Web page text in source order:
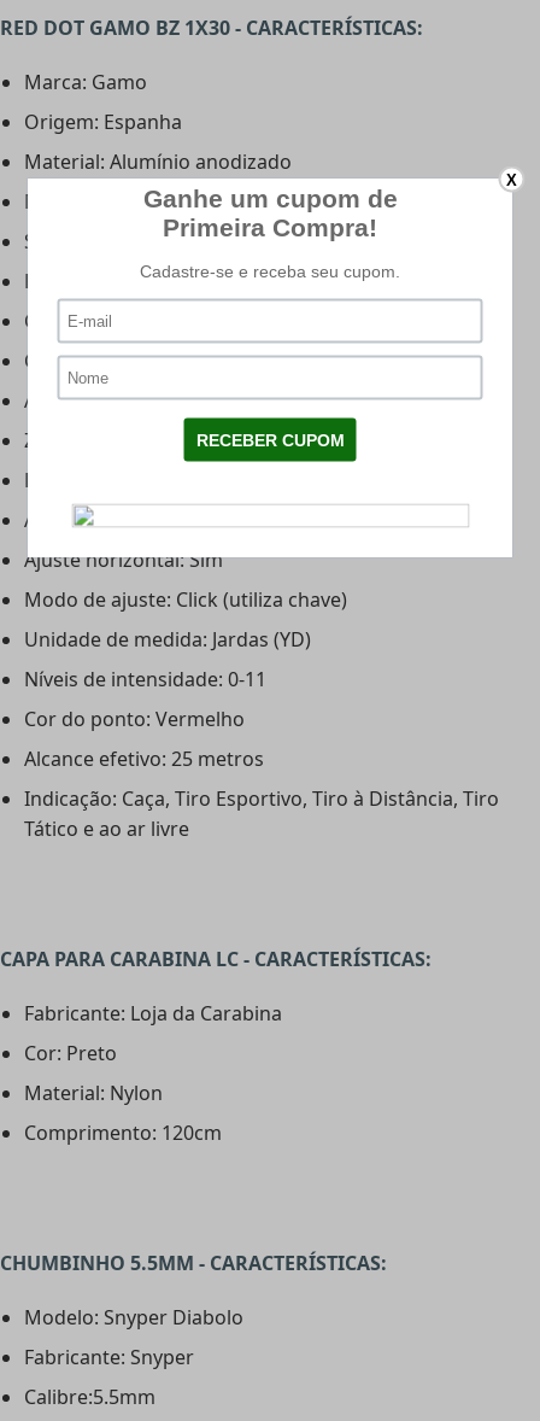
RED DOT GAMO BZ 1X30 - CARACTERÍSTICAS:
Marca: Gamo
Origem: Espanha
Material: Alumínio anodizado
Modelo: Quick Shot
Sistema de carga: Pilha CR 2032
Peso: 199g
Comprimento: 10cm (100mm)
Comprimento do trilho: 5,8cm (58mm)
Altura total: 7cm
Zoom: 1x
Diâmetro da objetiva: 30mm
Ajuste vertical: Sim
Ajuste horizontal: Sim
Modo de ajuste: Click (utiliza chave)
Unidade de medida: Jardas (YD)
Níveis de intensidade: 0-11
Cor do ponto: Vermelho
Alcance efetivo: 25 metros
Indicação: Caça, Tiro Esportivo, Tiro à Distância, Tiro
Tático e ao ar livre
CAPA PARA CARABINA LC - CARACTERÍSTICAS:
Fabricante: Loja da Carabina
Cor: Preto
Material: Nylon
Comprimento: 120cm
CHUMBINHO 5.5MM - CARACTERÍSTICAS:
Modelo: Snyper Diabolo
Fabricante: Snyper
Calibre:5.5mm
X